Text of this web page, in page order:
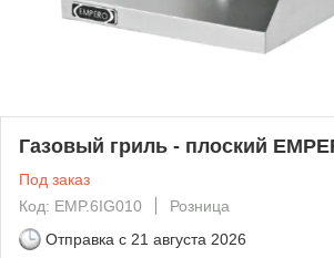
Газовый гриль - плоский
Под заказ
Код: EMP.6IG010
Розница
Отправка с 21 августа 2026